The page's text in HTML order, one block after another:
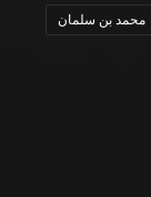
محمد بن سلمان